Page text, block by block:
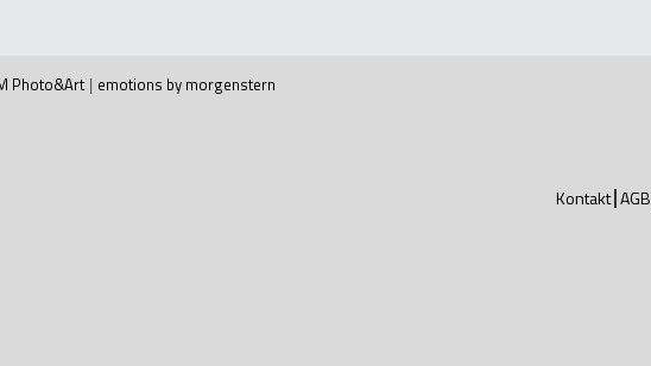
Photo&Art | emotions by morgenstern
Kontakt AGB